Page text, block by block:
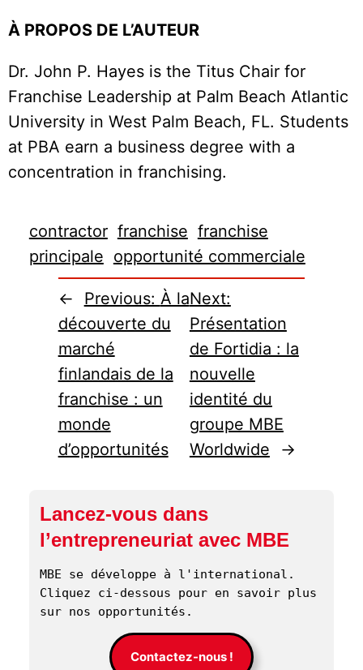
À PROPOS DE L’AUTEUR
Dr. John P. Hayes is the Titus Chair for
Franchise Leadership at Palm Beach Atlantic
University in West Palm Beach, FL. Students
at PBA earn a business degree with a
concentration in franchising.
contractor franchise franchise
principale opportunité commerciale
← Previous: À la
découverte du
marché
finlandais de la
franchise : un
monde
d’opportunités
Next:
Présentation
de Fortidia : la
nouvelle
identité du
groupe MBE
Worldwide
→
Lancez-vous dans
l’entrepreneuriat avec MBE
MBE se développe à l'international.
Cliquez ci-dessous pour en savoir plus
sur nos opportunités.
Contactez-nous !